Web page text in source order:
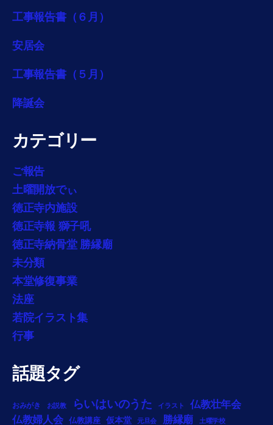
工事報告書（６月）
安居会
工事報告書（５月）
降誕会
カテゴリー
ご報告
土曜開放でぃ
徳正寺内施設
徳正寺報 獅子吼
徳正寺納骨堂 勝縁廟
未分類
本堂修復事業
法座
若院イラスト集
行事
話題タグ
おみがき お説教 らいはいのうた イラスト
仏教壮年会
仏教婦人会
仏教講座 仮本堂 元旦会 勝縁廟 土曜学校